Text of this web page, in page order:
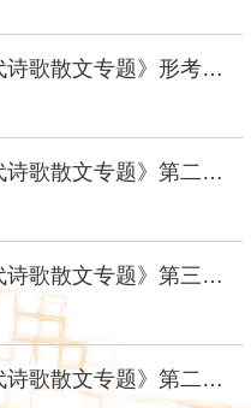
国家开放大学2022年秋《古代诗歌散文专题》形考任务三【百分答案】
国家开放大学2022年秋《古代诗歌散文专题》第二次形考任务【百分答案】
国家开放大学2022年秋《古代诗歌散文专题》第三章 本章自测【百分答案】
国家开放大学2022年秋《古代诗歌散文专题》第二章 本章自测【百分答案】